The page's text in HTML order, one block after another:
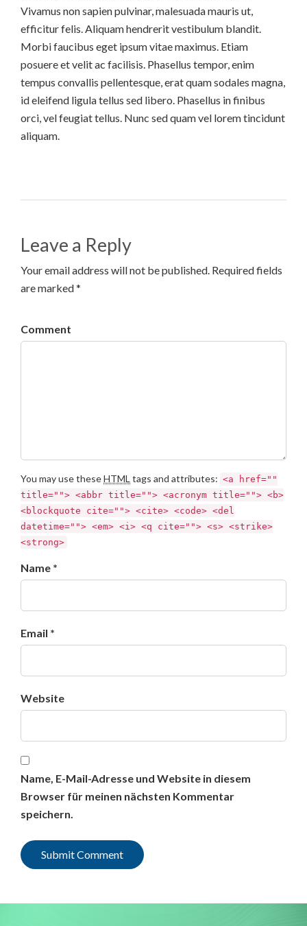
Vivamus non sapien pulvinar, malesuada mauris ut,
efficitur felis. Aliquam hendrerit vestibulum blandit.
Morbi faucibus eget ipsum vitae maximus. Etiam
posuere et velit ac facilisis. Phasellus tempor, enim
tempus convallis pellentesque, erat quam sodales magna,
id eleifend ligula tellus sed libero. Phasellus in finibus
orci, vel feugiat tellus. Nunc sed quam vel lorem tincidunt
aliquam.
Leave a Reply
Your email address will not be published. Required fields
are marked *
Comment
You may use theseHTML tags and attributes: <a href=""
title=""> <abbr title=""> <acronym title=""> <b>
<blockquote cite=""> <cite> <code> <del
datetime=""> <em> <i> <q cite=""> <s> <strike>
<strong>
Name *
Email *
Website
Name, E-Mail-Adresse und Website in diesem
Browser für meinen nächsten Kommentar
speichern.